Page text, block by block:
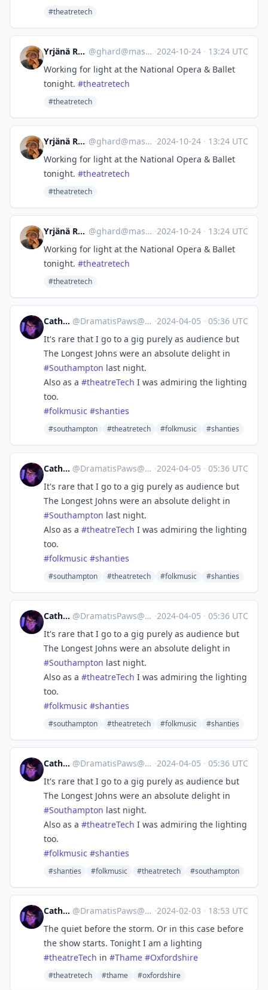
#theatretech
Yrjänä Rankka 🌻 @ghard@mastodon.social ·2024-10-24 · 13:24 UTC
Working for light at the National Opera & Ballet
tonight. #theatretech
#theatretech
Yrjänä Rankka 🌻 @ghard@mastodon.social ·2024-10-24 · 13:24 UTC
Working for light at the National Opera & Ballet
tonight. #theatretech
#theatretech
Yrjänä Rankka 🌻 @ghard@mastodon.social ·2024-10-24 · 13:24 UTC
Working for light at the National Opera & Ballet
tonight. #theatretech
#theatretech
Catherine @DramatisPaws@toot.wales ·2024-04-05 · 05:36 UTC
It's rare that I go to a gig purely as audience but
The Longest Johns were an absolute delight in
#Southampton last night.
Also as a #theatreTech I was admiring the lighting
too.
#folkmusic #shanties
#southampton #theatretech #folkmusic #shanties
Catherine @DramatisPaws@toot.wales ·2024-04-05 · 05:36 UTC
It's rare that I go to a gig purely as audience but
The Longest Johns were an absolute delight in
#Southampton last night.
Also as a #theatreTech I was admiring the lighting
too.
#folkmusic #shanties
#southampton #theatretech #folkmusic #shanties
Catherine @DramatisPaws@toot.wales ·2024-04-05 · 05:36 UTC
It's rare that I go to a gig purely as audience but
The Longest Johns were an absolute delight in
#Southampton last night.
Also as a #theatreTech I was admiring the lighting
too.
#folkmusic #shanties
#southampton #theatretech #folkmusic #shanties
Catherine @DramatisPaws@toot.wales ·2024-04-05 · 05:36 UTC
It's rare that I go to a gig purely as audience but
The Longest Johns were an absolute delight in
#Southampton last night.
Also as a #theatreTech I was admiring the lighting
too.
#folkmusic #shanties
#shanties #folkmusic #theatretech #southampton
Catherine @DramatisPaws@toot.wales ·2024-02-03 · 18:53 UTC
The quiet before the storm. Or in this case before
the show starts. Tonight I am a lighting
#theatreTech in #Thame #Oxfordshire
#theatretech #thame #oxfordshire